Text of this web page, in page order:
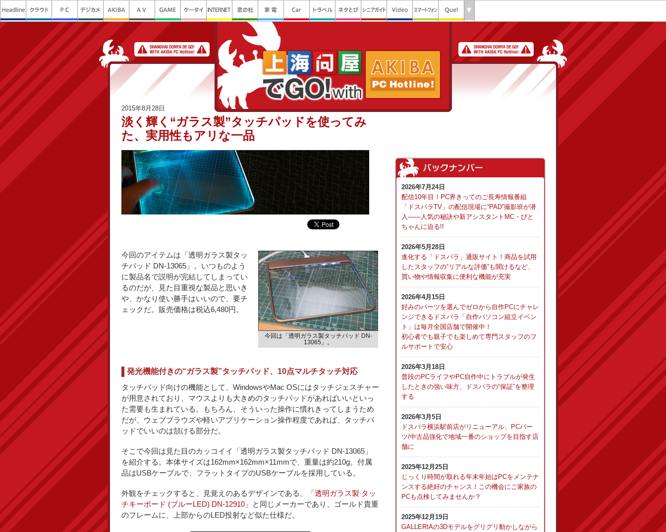
2015年8月28日
淡く輝く“ガラス製”タッチパッドを使ってみ
た、実用性もアリな一品
今回は「透明ガラス製タッチパッド DN-
13065」。
今回のアイテムは「透明ガラス製タッ
チパッド DN-13065」。いつものよう
に製品名で説明が完結してしまってい
るのだが、見た目重視な製品と思いき
や、かなり使い勝手はいいので、要チ
ェックだ。販売価格は税込6,480円。
発光機能付きの“ガラス製”タッチパッド、10点マルチタッチ対応
タッチパッド向けの機能として、WindowsやMac OSにはタッチジェスチャー
が用意されており、マウスよりも大きめのタッチパッドがあればいいといっ
た需要も生まれている。もちろん、そういった操作に慣れきってしまうため
だが、ウェブブラウズや軽いアプリケーション操作程度であれば、タッチパ
ッドでいいのは頷ける部分だ。
そこで今回は見た目のカッコイイ「透明ガラス製タッチパッド DN-13065」
を紹介する。本体サイズは162mm×162mm×11mmで、重量は約210g。付属
品はUSBケーブルで、フラットタイプのUSBケーブルを採用している。
外観をチェックすると、見覚えのあるデザインである。「 透明ガラス製 タッ
チキーボード (ブルーLED) DN-12910 」と同じメーカーであり、ゴールド貴重
のフレームに、上部からのLED投射など似た仕様だ。
2026年7月24日
配信10年目！PC界きってのご長寿情報番組
「ドスパラTV」の配信現場に“PAD”撮影班が潜
入――人気の秘訣や新アシスタントMC・ぴと
ちゃんに迫る!!
2026年5月28日
進化する「ドスパラ」通販サイト！商品を試用
したスタッフの“リアルな評価”も聞けるなど、
買い物や情報収集に便利な機能が充実
2026年4月15日
好みのパーツを選んでゼロから自作PCにチャレ
ンジできるドスパラ「自作パソコン組立イベン
ト」は毎月全国店舗で開催中！
初心者でも親子でも楽しめて専門スタッフのフ
ルサポートで安心
2026年3月18日
普段のPCライフやPC自作中にトラブルが発生
したときの強い味方、ドスパラの“保証”を整理
する
2026年3月5日
ドスパラ横浜駅前店がリニューアル、PCパー
ツ/中古品強化で地域一番のショップを目指す店
舗に
2025年12月25日
じっくり時間が取れる年末年始はPCをメンテナ
ンスする絶好のチャンス！この機会にご家族の
PCも点検してみませんか？
2025年12月19日
GALLERIAの3Dモデルをグリグリ動かしながら